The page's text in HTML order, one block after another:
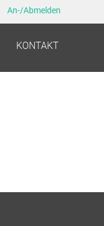
An-/Abmelden
KONTAKT